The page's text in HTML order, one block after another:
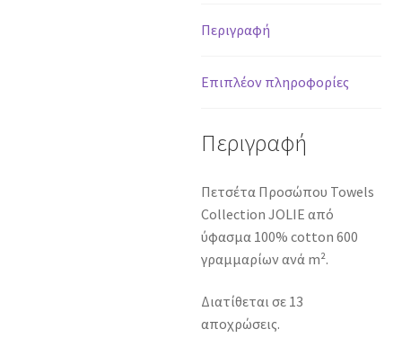
Περιγραφή
Επιπλέον πληροφορίες
Περιγραφή
Πετσέτα Προσώπου Towels
Collection JOLIE από
ύφασμα 100% cotton 600
γραμμαρίων ανά m².
Διατίθεται σε 13
αποχρώσεις.